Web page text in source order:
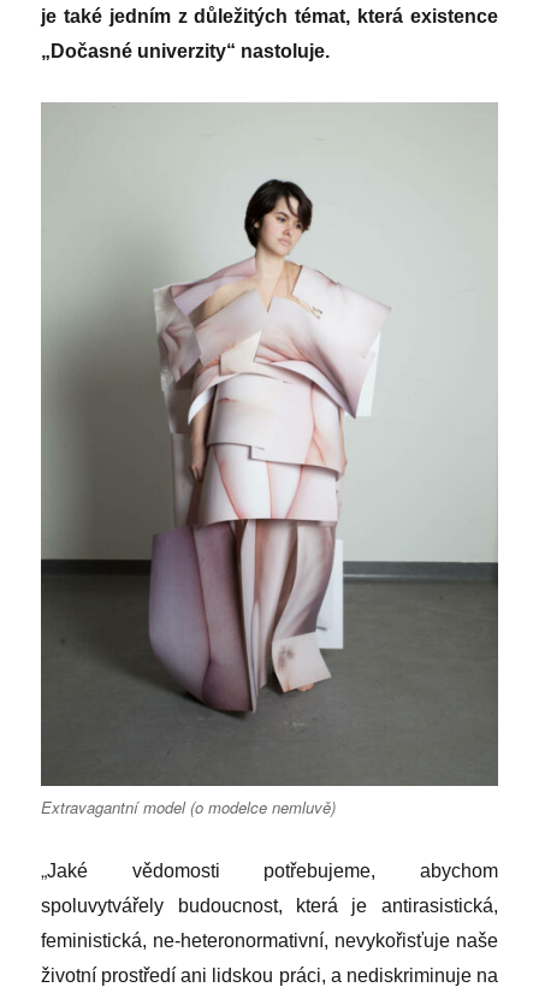
je také jedním z důležitých témat, která existence
„Dočasné univerzity“ nastoluje.
Extravagantní model (o modelce nemluvě)
„Jaké vědomosti potřebujeme, abychom
spoluvytvářely budoucnost, která je antirasistická,
feministická, ne-heteronormativní, nevykořisťuje naše
životní prostředí ani lidskou práci, a nediskriminuje na